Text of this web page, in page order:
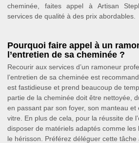
cheminée, faites appel à Artisan
services de qualité à des prix abordables.
Pourquoi faire appel à un
l’entretien de sa cheminée ?
Recourir aux services d’un ramoneur
l’entretien de sa cheminée est
est fastidieuse et prend beaucoup de
partie de la cheminée doit être nettoyée,
en passant par son foyer, son manteau et
vitre. En plus de cela, pour la réussite de
disposer de matériels adaptés comme les
le hérisson. Préférez déléguer cette